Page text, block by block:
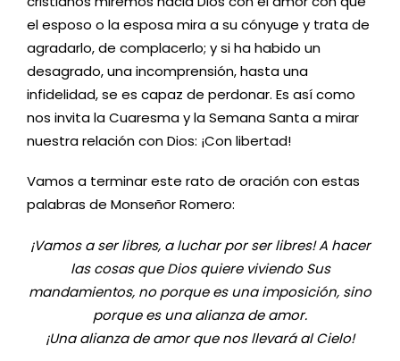
el esposo o la esposa mira a su cónyuge y trata de
agradarlo, de complacerlo; y si ha habido un
desagrado, una incomprensión, hasta una
infidelidad, se es capaz de perdonar. Es así como
nos invita la Cuaresma y la Semana Santa a mirar
nuestra relación con Dios: ¡Con libertad!
Vamos a terminar este rato de oración con estas
palabras de Monseñor Romero:
¡Vamos a ser libres, a luchar por ser libres! A hacer
las cosas que Dios quiere viviendo Sus
mandamientos, no porque es una imposición, sino
porque es una alianza de amor.
¡Una alianza de amor que nos llevará al Cielo!